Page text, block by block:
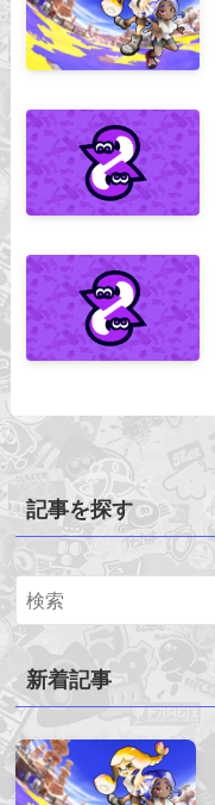
記事を探す
新着記事